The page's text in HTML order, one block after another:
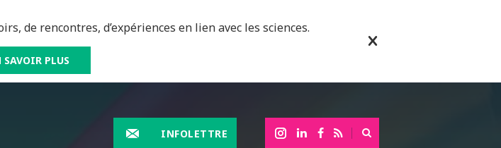
de rencontres, d’expériences en lien avec les sciences.
SAVOIR PLUS
INFOLETTRE